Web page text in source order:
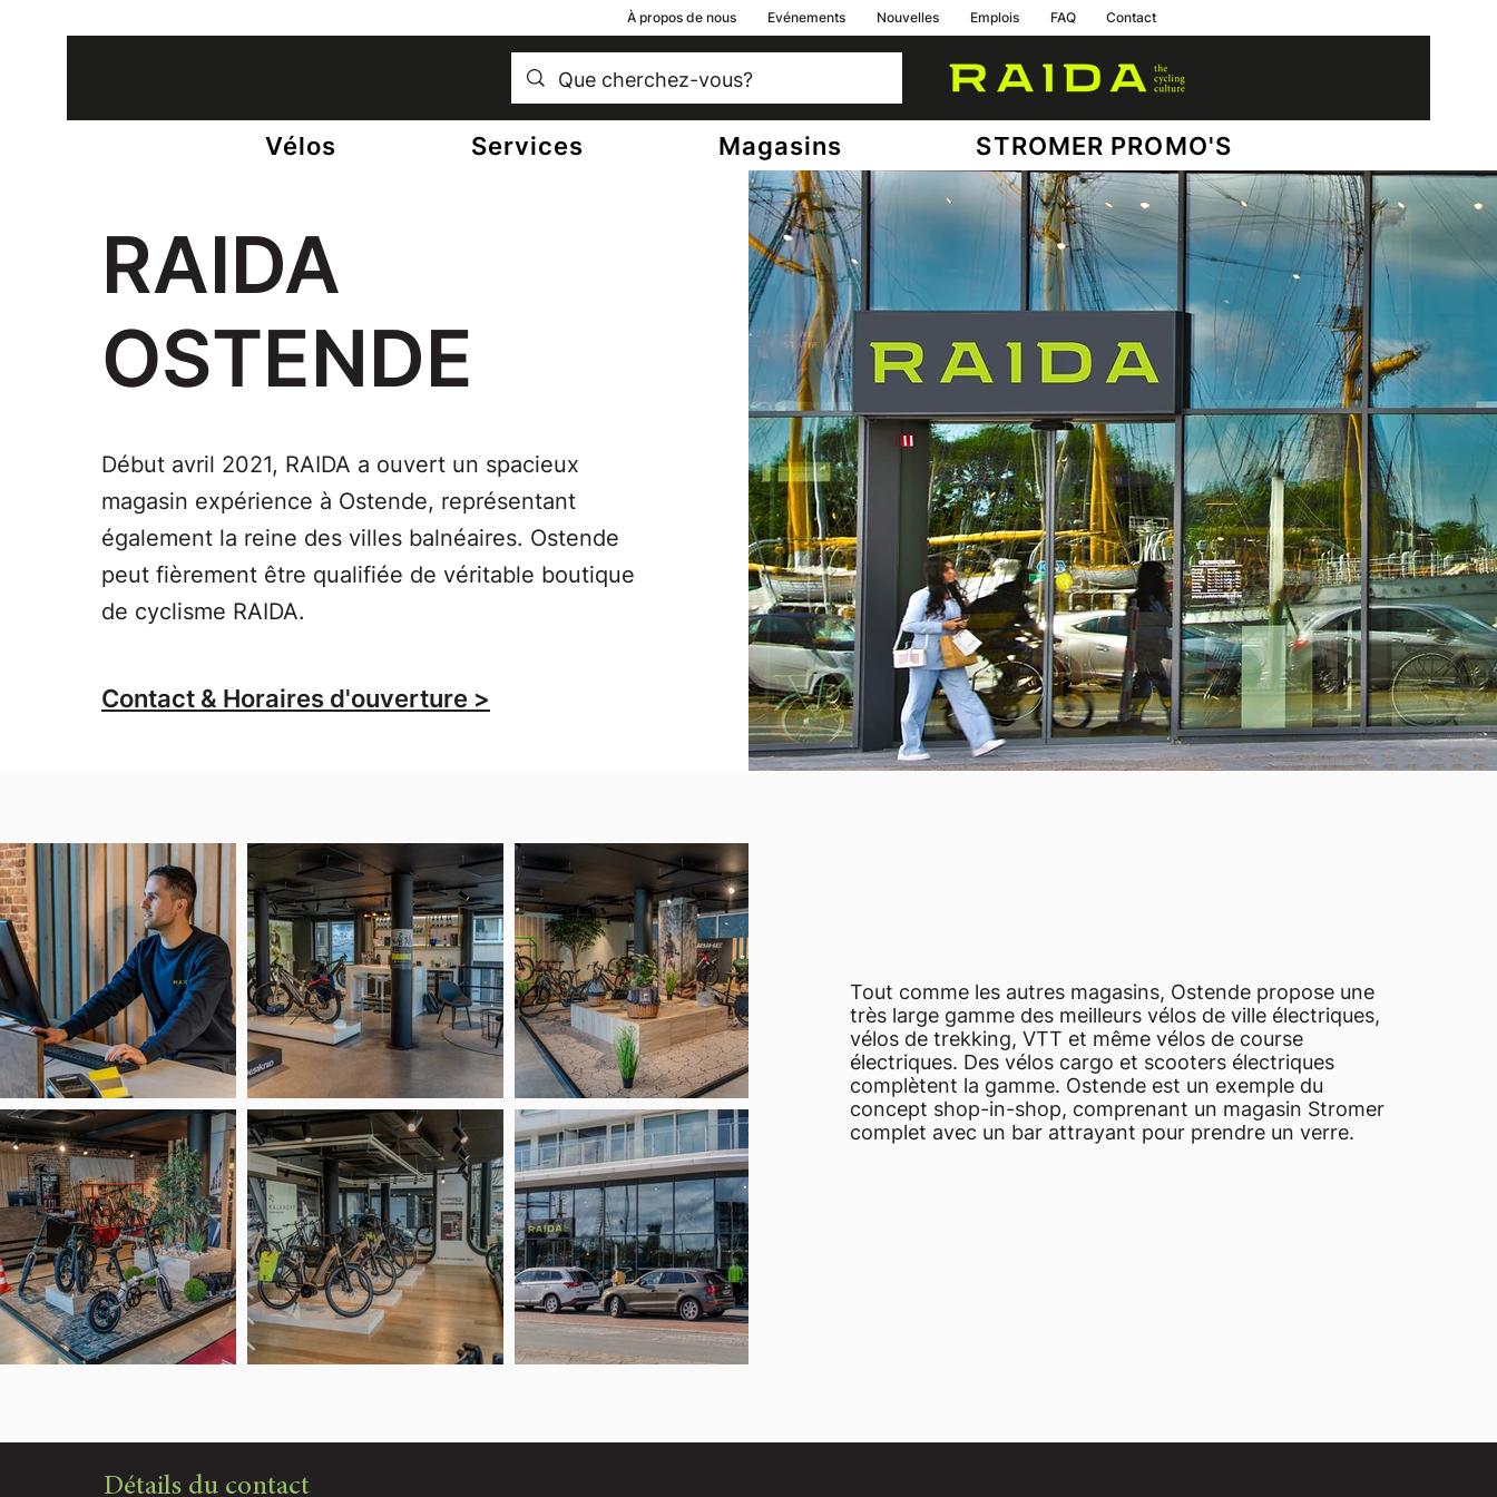
À propos de nous Evénements Nouvelles Emplois FAQ Contact
Vélos Services Magasins STROMER PROMO'S
RAIDA
OSTENDE
Début avril 2021, RAIDA a ouvert un spacieux
magasin expérience à Ostende, représentant
également la reine des villes balnéaires. Ostende
peut fièrement être qualifiée de véritable boutique
de cyclisme RAIDA.
Contact & Horaires d'ouverture >
Tout comme les autres magasins, Ostende propose une
très large gamme des meilleurs vélos de ville électriques,
vélos de trekking, VTT et même vélos de course
électriques. Des vélos cargo et scooters électriques
complètent la gamme. Ostende est un exemple du
concept shop-in-shop, comprenant un magasin Stromer
complet avec un bar attrayant pour prendre un verre.
Détails du contact